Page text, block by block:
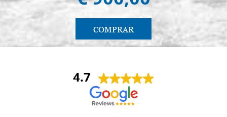
COMPRAR
4.7